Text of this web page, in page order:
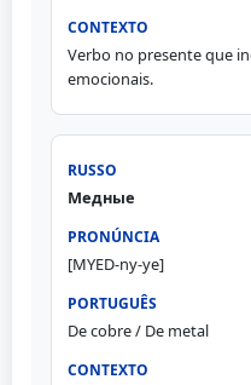
Verbo no presente que
emocionais.
Медные
[MYED-ny-ye]
De cobre / De metal